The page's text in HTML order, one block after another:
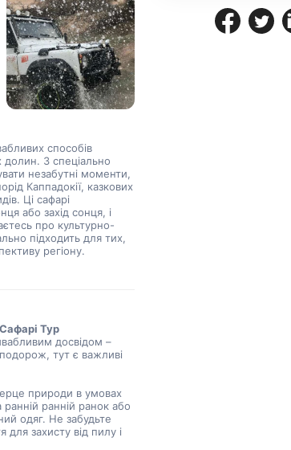
способів
долин. З спеціально
незабутні моменти,
Каппадокії, казкових
Ці сафарі
або захід сонця, і
про культурно-
підходить для тих,
регіону.
Тур
досвідом –
тут є важливі
природи в умовах
ранній ранок або
одяг. Не забудьте
для захисту від пилу і